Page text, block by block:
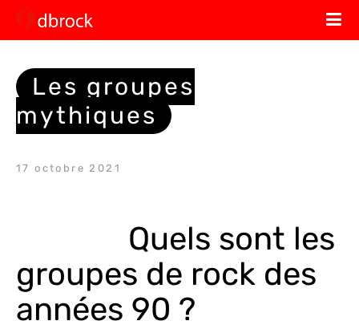
Les groupes
mythiques
17 octobre 2021
Quels sont les
groupes de rock des
années 90 ?